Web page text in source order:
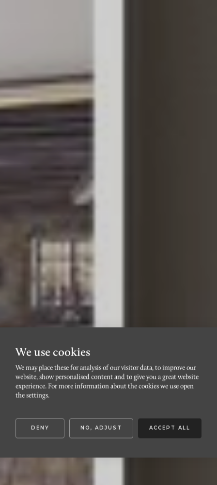
DAVIDSHALL
Regementsgatan 10
We use cookies
We may place these for analysis of our visitor data, to improve our
website, show personalised content and to give you a great website
experience. For more information about the cookies we use open
the settings.
DENY NO, ADJUST ACCEPT ALL